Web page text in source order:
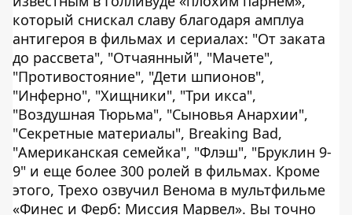
который снискал славу благодаря амплуа
антигероя в фильмах и сериалах: "От заката
до рассвета", "Отчаянный", "Мачете",
"Противостояние", "Дети шпионов",
"Инферно", "Хищники", "Три икса",
"Воздушная Тюрьма", "Сыновья Анархии",
"Секретные материалы", Breaking Bad,
"Американская семейка", "Флэш", "Бруклин 9-
9" и еще более 300 ролей в фильмах. Кроме
этого, Трехо озвучил Венома в мультфильме
«Финес и Ферб: Миссия Марвел». Вы точно